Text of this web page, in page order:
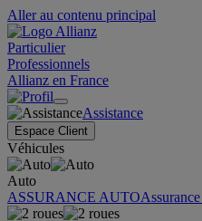
Aller au contenu principal
Particulier
Professionnels
Allianz en France
Assistance
Espace Client
Véhicules
Auto
ASSURANCE AUTO